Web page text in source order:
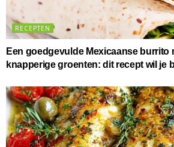
RECEPTEN
Een goedgevulde Mexicaanse burrito
knapperige groenten: dit recept wil je